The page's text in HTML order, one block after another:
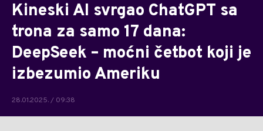
Kineski AI svrgao ChatGPT sa
trona za samo 17 dana:
DeepSeek – moćni četbot koji je
izbezumio Ameriku
28.01.2025. / 09:38